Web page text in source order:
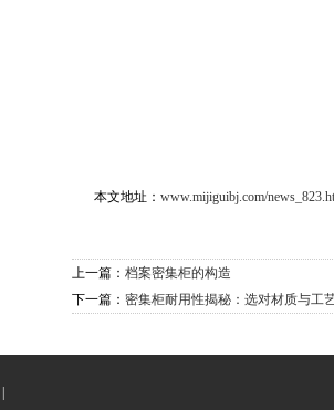
本文地址： www.mijiguibj.com/
上一篇： 档案密集柜的构造
下一篇： 密集柜耐用性揭秘：选对材质与工